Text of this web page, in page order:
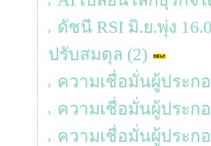
ดัชนี RSI มิ.ย.พุ่ง
ปรับสมดุล (2)
ความเชื่อมั่นผู้ประก
ความเชื่อมั่นผู้ประก
ความเชื่อมั่นผู้ประก